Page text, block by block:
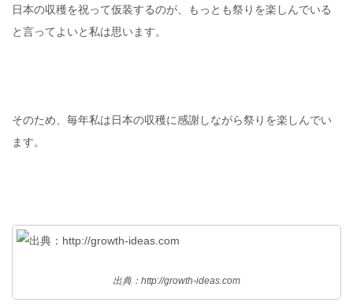
日本の収穫を祝って仮装するのが、もっとも祭りを楽しんでいる
と言ってよいと私は思います。
そのため、毎年私は日本の収穫に感謝しながら祭りを楽しんでい
ます。
出典：http://growth-ideas.com